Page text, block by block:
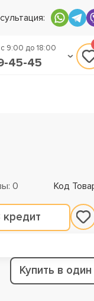
9:00 до 18:00
45-45
0 Код
кредит
Купить в